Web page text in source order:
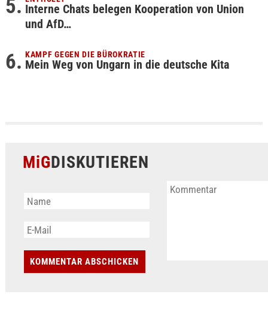
Interne Chats belegen Kooperation von Union
und AfD…
KAMPF GEGEN DIE BÜROKRATIE
Mein Weg von Ungarn in die deutsche Kita
MiGDISKUTIEREN